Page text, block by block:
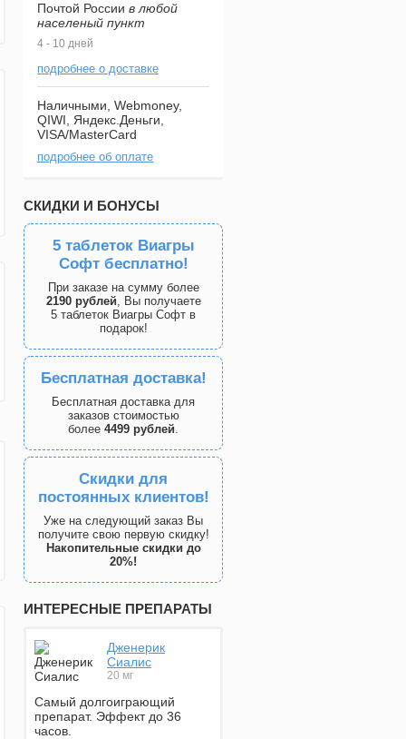
Почтой России в любой
населеный пункт
4 - 10 дней
подробнее о доставке
Наличными, Webmoney,
QIWI, Яндекс.Деньги,
VISA/MasterCard
подробнее об оплате
СКИДКИ И БОНУСЫ
5 таблеток Виагры
Софт бесплатно!
При заказе на сумму более
2190 рублей, Вы получаете
5 таблеток Виагры Софт в
подарок!
Бесплатная доставка!
Бесплатная доставка для
заказов стоимостью
более 4499 рублей.
Скидки для
постоянных клиентов!
Уже на следующий заказ Вы
получите свою первую скидку!
Накопительные скидки до
20%!
ИНТЕРЕСНЫЕ ПРЕПАРАТЫ
Дженерик
Сиалис
20 мг
Самый долгоиграющий
препарат. Эффект до 36
часов.